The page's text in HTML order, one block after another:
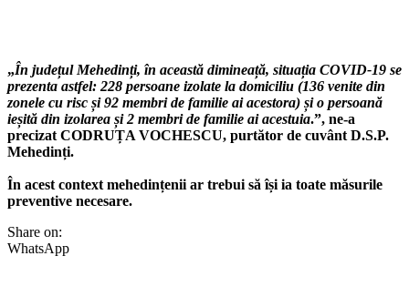
„În județul Mehedinți, în această dimineață, situația COVID-19 se
prezenta astfel: 228 persoane izolate la domiciliu (136 venite din
zonele cu risc și 92 membri de familie ai acestora) și o persoană
ieșită din izolarea și 2 membri de familie ai acestuia.”, ne-a
precizat CODRUȚA VOCHESCU, purtător de cuvânt D.S.P.
Mehedinți.
În acest context mehedințenii ar trebui să își ia toate măsurile
preventive necesare.
Share on:
WhatsApp